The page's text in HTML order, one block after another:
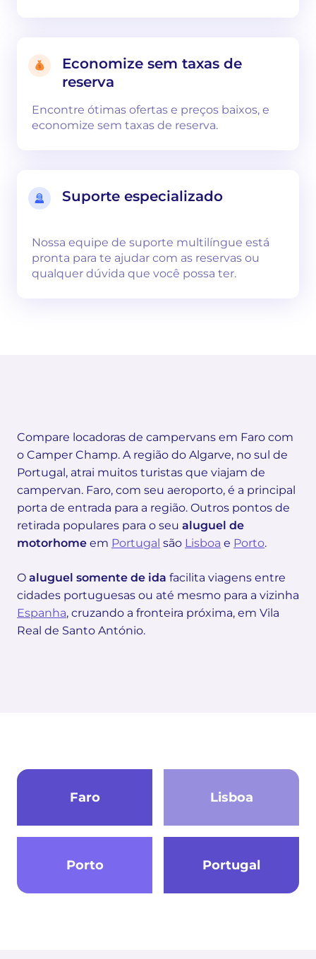
Economize sem taxas de
reserva
Encontre ótimas ofertas e preços baixos, e
economize sem taxas de reserva.
Suporte especializado
Nossa equipe de suporte multilíngue está
pronta para te ajudar com as reservas ou
qualquer dúvida que você possa ter.
Compare locadoras de campervans em Faro com
o Camper Champ. A região do Algarve, no sul de
Portugal, atrai muitos turistas que viajam de
campervan. Faro, com seu aeroporto, é a principal
porta de entrada para a região. Outros pontos de
retirada populares para o seu aluguel de
motorhome em Portugal são Lisboa e Porto.
O aluguel somente de ida facilita viagens entre
cidades portuguesas ou até mesmo para a vizinha
Espanha, cruzando a fronteira próxima, em Vila
Real de Santo António.
Faro Lisboa
Porto Portugal